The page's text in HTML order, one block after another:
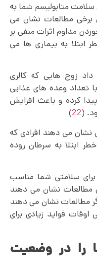
سلامت متابولیسم شما به
مطالعات نشان می
مداوم اثرات منفی بر
ابتلا به بیماری ها می‌
زوج هایی که کالری
تعداد وعده های غذایی
کرده و باعث افزایش
(
22
)
می‌ دهند افرادی که
ابتلا به سرطان روده
سلامتی شما مناسب
نشان می دهند
مطالعات نشان می دهند
اوقات فواید زیادی برای
را در وضعیت